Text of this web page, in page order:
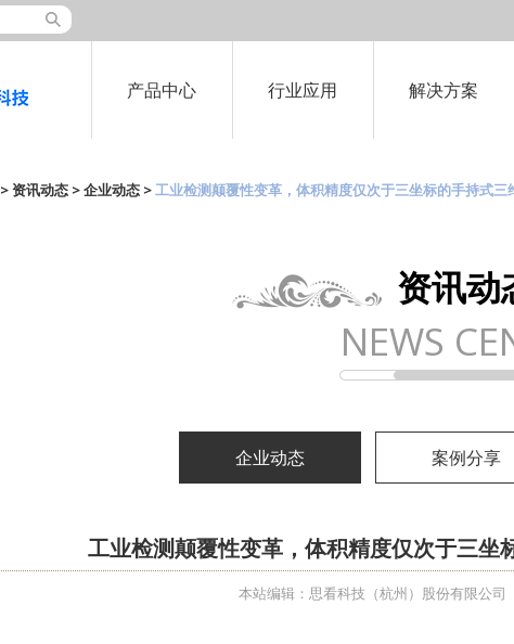
产品中心 行业应用 解决方案
>资讯动态 >企业动态 >工业检测颠覆性变革，体积精度仅次于三坐标的手持式三
资讯动
NEWS
企业动态 案例分享
工业检测颠覆性变革，体积精度仅次于三坐
本站编辑：思看科技（杭州）股份有限公司